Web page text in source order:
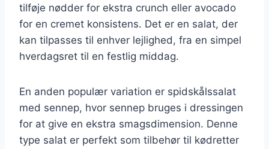
tilføje nødder for ekstra crunch eller avocado
for en cremet konsistens. Det er en salat, der
kan tilpasses til enhver lejlighed, fra en simpel
hverdagsret til en festlig middag.
En anden populær variation er spidskålssalat
med sennep, hvor sennep bruges i dressingen
for at give en ekstra smagsdimension. Denne
type salat er perfekt som tilbehør til kødretter